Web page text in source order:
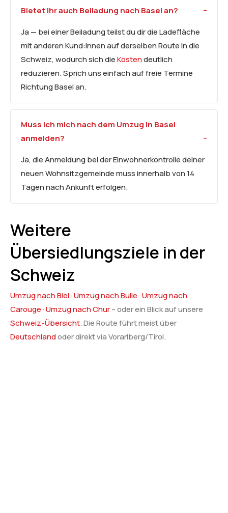
Bietet ihr auch Beiladung nach Basel an?
Ja — bei einer Beiladung teilst du dir die Ladefläche
mit anderen Kund:innen auf derselben Route in die
Schweiz, wodurch sich dieKostendeutlich
reduzieren. Sprich uns einfach auf freie Termine
Richtung Basel an.
Muss ich mich nach dem Umzug in Basel
anmelden?
Ja, die Anmeldung bei der Einwohnerkontrolle deiner
neuen Wohnsitzgemeinde muss innerhalb von 14
Tagen nach Ankunft erfolgen.
Weitere
Übersiedlungsziele in der
Schweiz
Umzug nach Biel·Umzug nach Bulle ·Umzug nach
Carouge ·Umzug nach Chur– oder ein Blick auf unsere
Schweiz-Übersicht. Die Route führt meist über
Deutschlandoder direkt via Vorarlberg/Tirol.